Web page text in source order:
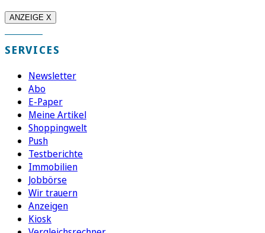
ANZEIGE X
SERVICES
Newsletter
Abo
E-Paper
Meine Artikel
Shoppingwelt
Push
Testberichte
Immobilien
Jobbörse
Wir trauern
Anzeigen
Kiosk